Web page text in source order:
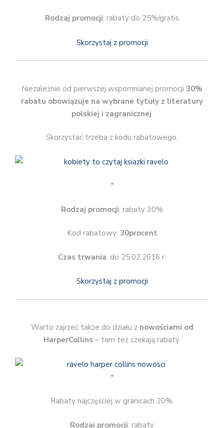
Rodzaj promocji: rabaty do 25%/gratis
Skorzystaj z promocji
Niezależnie od pierwszej wspomnianej promocji 30%
rabatu obowiązuje na wybrane tytuły z literatury
polskiej i zagranicznej.
Skorzystać trzeba z kodu rabatowego.
*
Rodzaj promocji: rabaty 30%
Kod rabatowy: 30procent
Czas trwania: do 25.02.2016 r.
Skorzystaj z promocji
Warto zajrzeć także do działu z nowościami od
HarperCollins – tam też czekają rabaty.
*
Rabaty najczęściej w granicach 20%.
Rodzaj promocji: rabaty